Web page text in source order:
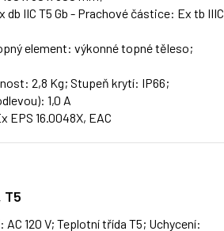
IIC T5 Gb - Prachové částice: Ex tb IIIC
element: výkonné topné těleso;
2,8 Kg; Stupeň krytí: IP66;
1,0 A
EPS 16.0048X, EAC
T5
120 V; Teplotní třída T5; Uchycení: